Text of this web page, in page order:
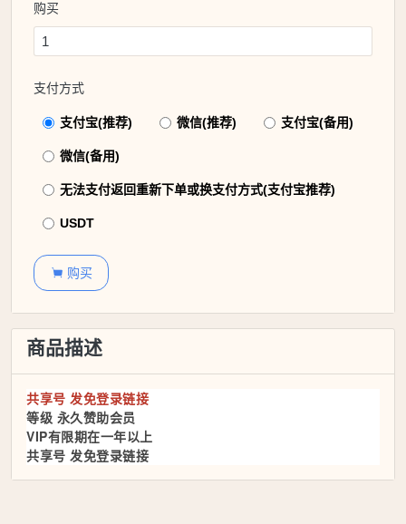
购买
支付方式
支付宝(推荐) 微信(推荐) 支付宝(备用)
微信(备用)
无法支付返回重新下单或换支付方式(支付宝推荐)
USDT
 购买
商品描述
共享号 发免登录链接
等级 永久赞助会员
VIP有限期在一年以上
共享号 发免登录链接